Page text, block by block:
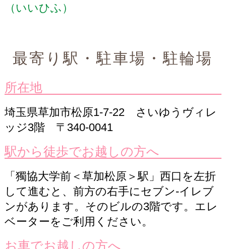
（いいひふ）
最寄り駅・駐車場・駐輪場
所在地
埼玉県草加市松原1-7-22 さいゆうヴィレ
ッジ3階 〒340-0041
駅から徒歩でお越しの方へ
「獨協大学前＜草加松原＞駅」西口を左折
して進むと、前方の右手にセブン‐イレブ
ンがあります。そのビルの3階です。エレ
ベーターをご利用ください。
お車でお越しの方へ